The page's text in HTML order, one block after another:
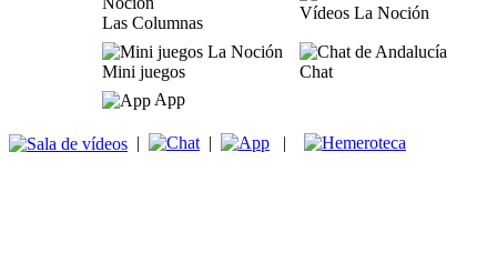
Las Columnas
Vídeos La Noción
Mini juegos
Chat
App
| | |